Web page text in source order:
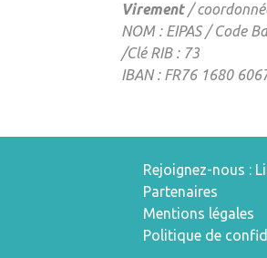
Virement/
NOM : EIPAS / Code
/Clé RIB : 73
IBAN : FR76 1680
Rejoignez-nous :
Partenaires
Mentions légales
Politique de